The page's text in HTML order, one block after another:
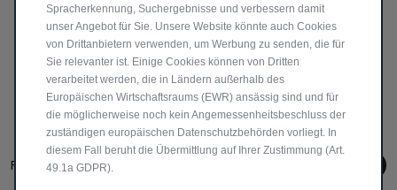
SENDEN
Folge uns
Spracherkennung, Suchergebnisse und verbessern damit
unser Angebot für Sie. Unsere Website könnte auch Cookies
von Drittanbietern verwenden, um Werbung zu senden, die für
Sie relevanter ist. Einige Cookies können von Dritten
verarbeitet werden, die in Ländern außerhalb des
Europäischen Wirtschaftsraums (EWR) ansässig sind und für
die möglicherweise noch kein Angemessenheitsbeschluss der
zuständigen europäischen Datenschutzbehörden vorliegt. In
diesem Fall beruht die Übermittlung auf Ihrer Zustimmung (Art.
49.1a GDPR).